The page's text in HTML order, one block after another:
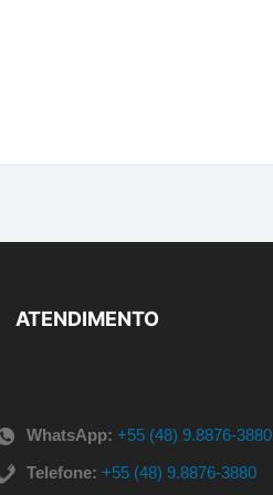
ATENDIMENTO
WhatsApp: +55 (48) 9.8876-3880
Telefone: +55 (48) 9.8876-3880